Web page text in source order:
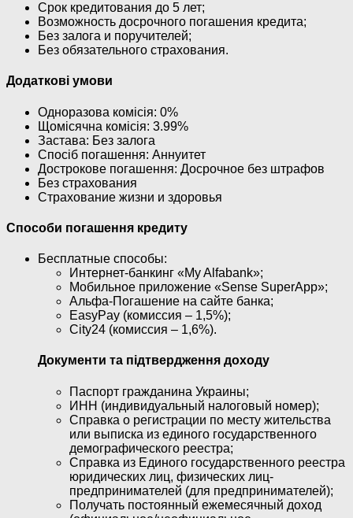
Срок кредитования до 5 лет;
Возможность досрочного погашения кредита;
Без залога и поручителей;
Без обязательного страхования.
Додаткові умови
Одноразова комісія: 0%
Щомісячна комісія: 3.99%
Застава: Без залога
Спосіб погашення: Aннуитет
Дострокове погашення: Досрочное без штрафов
Без страхования
Страхование жизни и здоровья
Способи погашення кредиту
Бесплатные способы:
Интернет-банкинг «My Alfabank»;
Мобильное приложение «Sense SuperApp»;
Альфа-Погашение на сайте банка;
EasyPay (комиссия – 1,5%);
City24 (комиссия – 1,6%).
Документи та підтвердження доходу
Паспорт гражданина Украины;
ИНН (индивидуальный налоговый номер);
Справка о регистрации по месту жительства
или выписка из единого государственного
демографического реестра;
Справка из Единого государственного реестра
юридических лиц, физических лиц-
предпринимателей (для предпринимателей);
Получать постоянный ежемесячный доход